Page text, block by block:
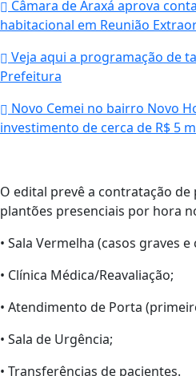
Câmara de Araxá aprova
habitacional em Reunião
Veja aqui a programação de
Prefeitura
Novo Cemei no bairro Novo
investimento de cerca de R$ 5
O edital prevê a contratação
plantões presenciais por hora
• Sala Vermelha (casos graves
• Clínica Médica/Reavaliação;
• Atendimento de Porta
• Sala de Urgência;
• Transferências de pacientes.